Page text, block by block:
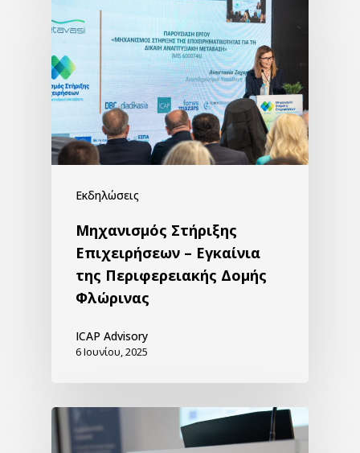
Εκδηλώσεις
Μηχανισμός Στήριξης
Επιχειρήσεων – Εγκαίνια
της Περιφερειακής Δομής
Φλώρινας
ICAP Advisory
6 Ιουνίου, 2025